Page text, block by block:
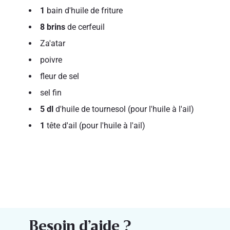
1 bain d'huile de friture
8 brins de cerfeuil
Za'atar
poivre
fleur de sel
sel fin
5 dl d'huile de tournesol (pour l'huile à l'ail)
1tête d'ail (pour l'huile à l'ail)
Besoin d’aide ?